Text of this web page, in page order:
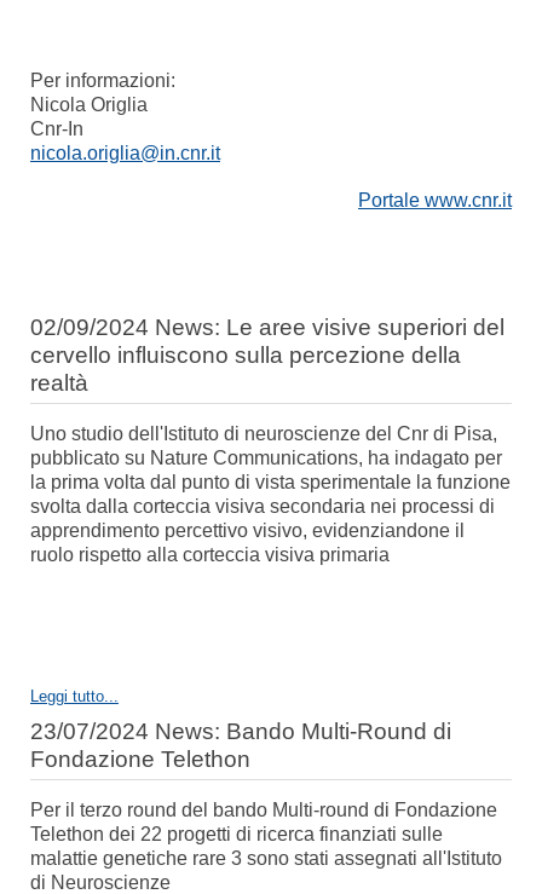
Per informazioni:
Nicola Origlia
Cnr-In
nicola.origlia@in.cnr.it
Portale www.cnr.it
02/09/2024 News: Le aree visive superiori del
cervello influiscono sulla percezione della
realtà
Uno studio dell'Istituto di neuroscienze del Cnr di Pisa,
pubblicato su Nature Communications, ha indagato per
la prima volta dal punto di vista sperimentale la funzione
svolta dalla corteccia visiva secondaria nei processi di
apprendimento percettivo visivo, evidenziandone il
ruolo rispetto alla corteccia visiva primaria
Leggi tutto...
23/07/2024 News: Bando Multi-Round di
Fondazione Telethon
Per il terzo round del bando Multi-round di Fondazione
Telethon dei 22 progetti di ricerca finanziati sulle
malattie genetiche rare 3 sono stati assegnati all'Istituto
di Neuroscienze